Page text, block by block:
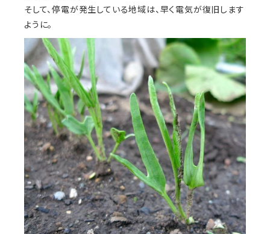
そして、停電が発生している地域は、早く電気が復旧します
ように。